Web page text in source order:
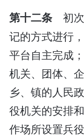
第十二条初
记的方式进行
平台自主完成
机关、团体、
乡、镇的人民
役机关的安排
作场所设置兵